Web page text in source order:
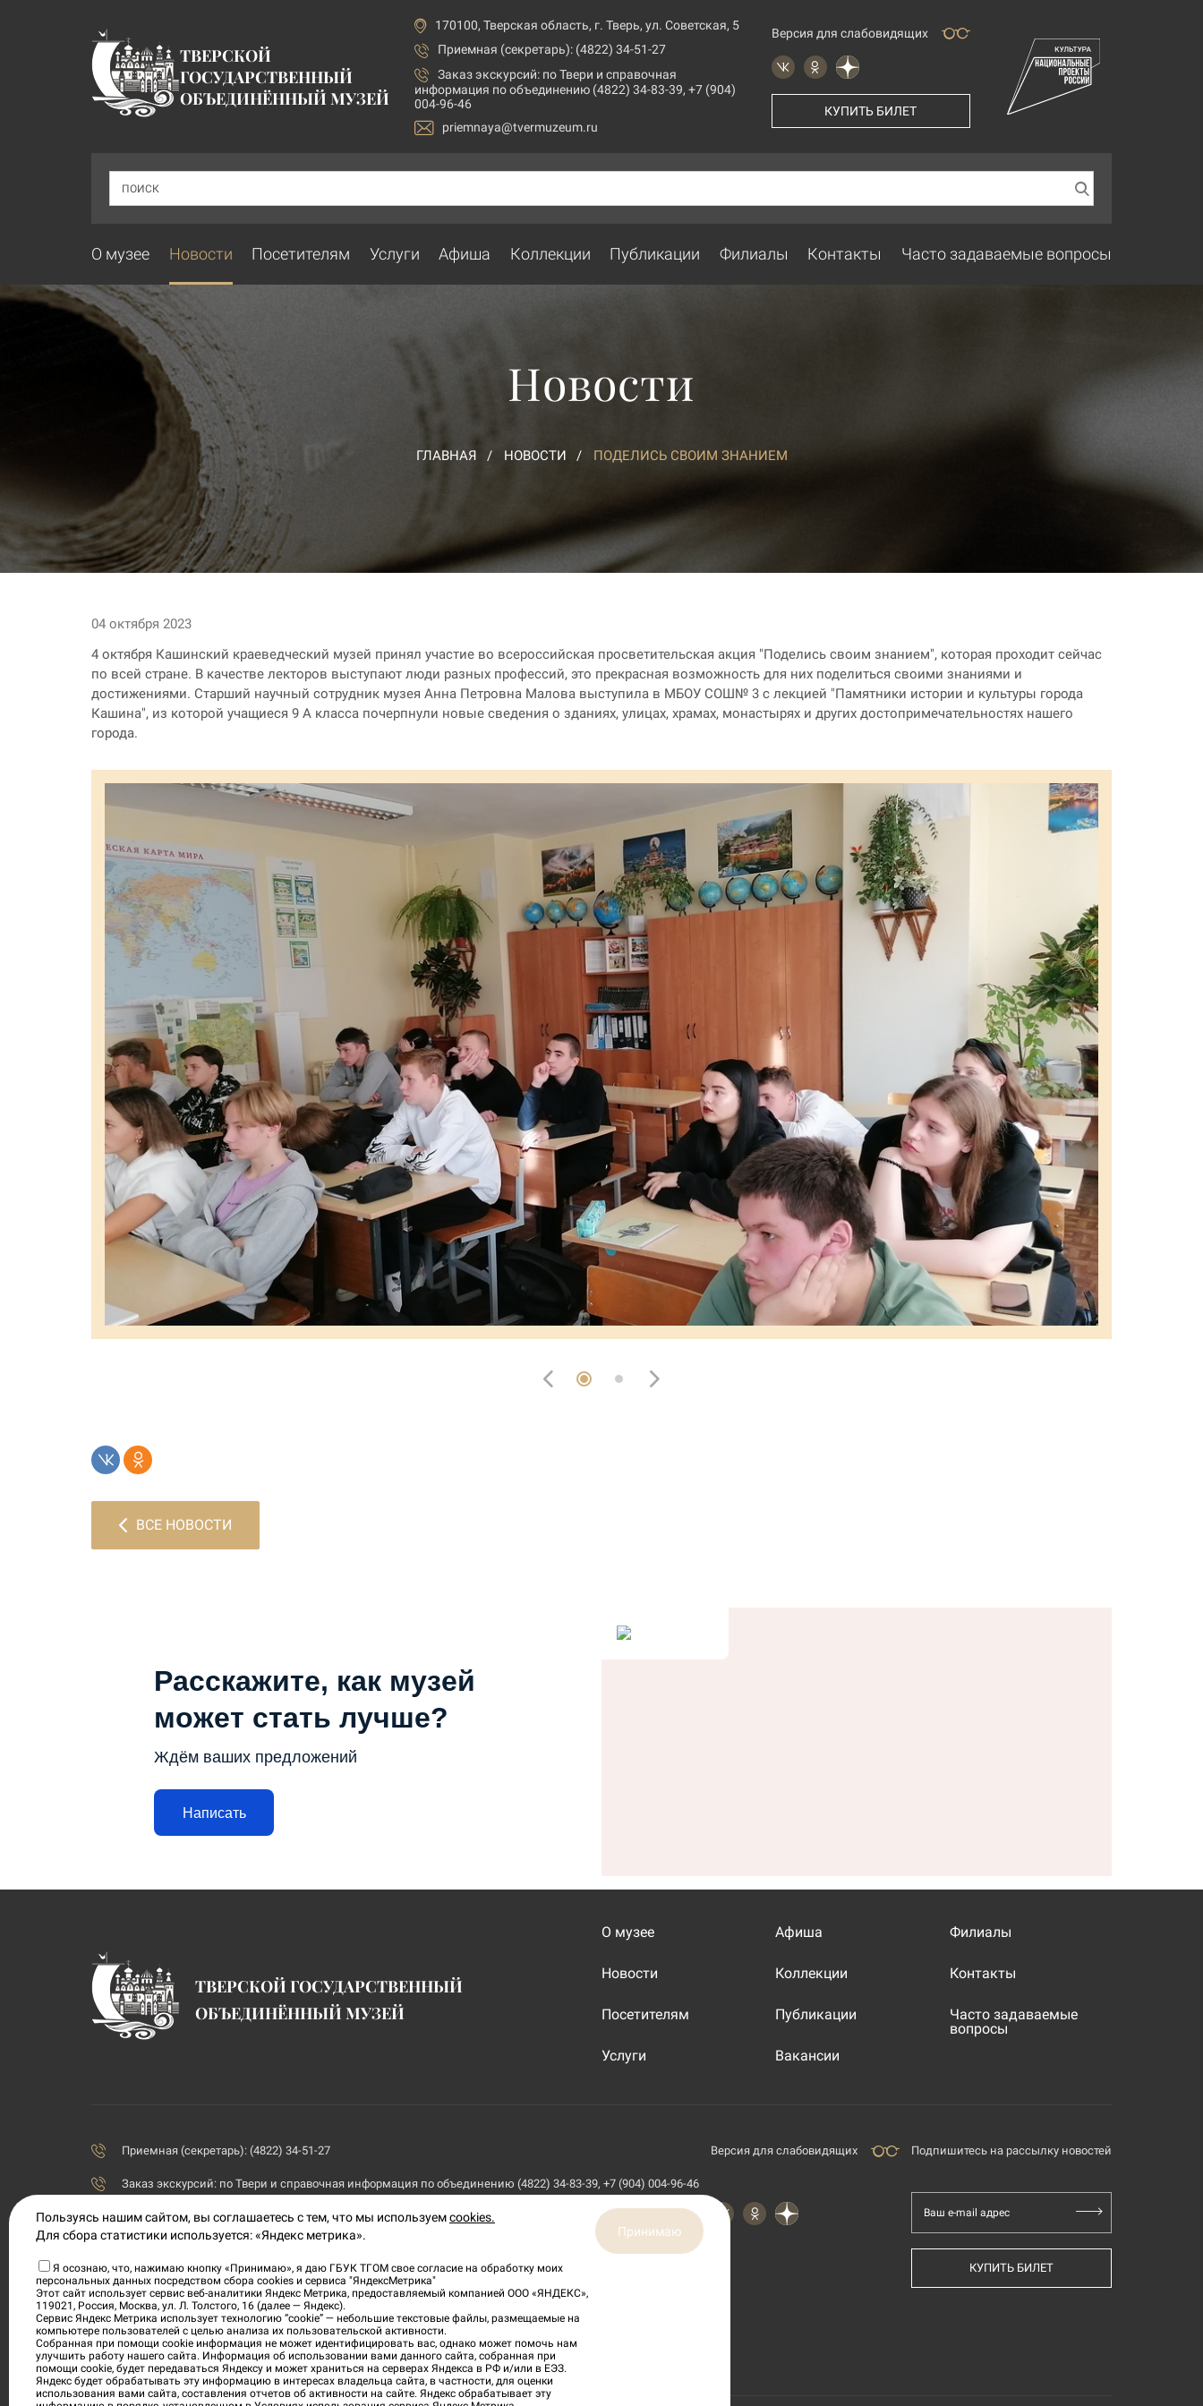
ТВЕРСКОЙ
ГОСУДАРСТВЕННЫЙ
ОБЪЕДИНЁННЫЙ МУЗЕЙ
170100, Тверская область, г. Тверь, ул. Советская, 5
Приемная (секретарь): (4822) 34-51-27
Заказ экскурсий: по Твери и справочная
информация по объединению (4822) 34-83-39, +7 (904)
004-96-46
priemnaya@tvermuzeum.ru
Версия для слабовидящих
КУПИТЬ БИЛЕТ
ПОИСК
О музее Новости Посетителям Услуги Афиша Коллекции Публикации Филиалы Контакты Часто задаваемые вопросы
Новости
ГЛАВНАЯ НОВОСТИ ПОДЕЛИСЬ СВОИМ ЗНАНИЕМ
04 октября 2023
4 октября Кашинский краеведческий музей принял участие во всероссийская просветительская акция "Поделись своим знанием", которая проходит сейчас
по всей стране. В качестве лекторов выступают люди разных профессий, это прекрасная возможность для них поделиться своими знаниями и
достижениями. Старший научный сотрудник музея Анна Петровна Малова выступила в МБОУ СОШ№ 3 с лекцией "Памятники истории и культуры города
Кашина", из которой учащиеся 9 А класса почерпнули новые сведения о зданиях, улицах, храмах, монастырях и других достопримечательностях нашего
города.
ВСЕ НОВОСТИ
Расскажите, как музей
может стать лучше?
Ждём ваших предложений
Написать
ТВЕРСКОЙ ГОСУДАРСТВЕННЫЙ
ОБЪЕДИНЁННЫЙ МУЗЕЙ
О музее
Новости
Посетителям
Услуги
Афиша
Коллекции
Публикации
Вакансии
Филиалы
Контакты
Часто задаваемые
вопросы
Приемная (секретарь): (4822) 34-51-27
Заказ экскурсий: по Твери и справочная информация по объединению (4822) 34-83-39, +7 (904) 004-96-46
priemnaya@tvermuzeum.ru
Политика конфиденциальности
Согласие на обработку персональных данных
Условия приобретения электронных билетов
Версия для слабовидящих Подпишитесь на рассылку новостей
Ваш e-mail адрес
КУПИТЬ БИЛЕТ
Пользуясь нашим сайтом, вы соглашаетесь с тем, что мы используемcookies.
Для сбора статистики используется: «Яндекс метрика».
Я осознаю, что, нажимаю кнопку «Принимаю», я даю ГБУК ТГОМ свое согласие на обработку моих
персональных данных посредством сбора cookies и сервиса "ЯндексМетрика"
Этот сайт использует сервис веб-аналитики Яндекс Метрика, предоставляемый компанией ООО «ЯНДЕКС»,
119021, Россия, Москва, ул. Л. Толстого, 16 (далее — Яндекс).
Сервис Яндекс Метрика использует технологию “cookie” — небольшие текстовые файлы, размещаемые на
компьютере пользователей с целью анализа их пользовательской активности.
Собранная при помощи cookie информация не может идентифицировать вас, однако может помочь нам
улучшить работу нашего сайта. Информация об использовании вами данного сайта, собранная при
помощи cookie, будет передаваться Яндексу и может храниться на серверах Яндекса в РФ и/или в ЕЭЗ.
Яндекс будет обрабатывать эту информацию в интересах владельца сайта, в частности, для оценки
использования вами сайта, составления отчетов об активности на сайте. Яндекс обрабатывает эту
Принимаю